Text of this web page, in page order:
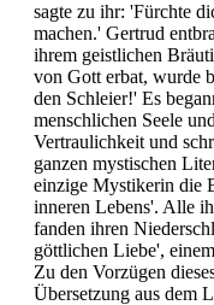
sagte zu ihr: 'Fürchte
machen.' Gertrud
ihrem geistlichen
von Gott erbat, wurde
den Schleier!' Es
menschlichen Seele
Vertraulichkeit und
ganzen mystischen
einzige Mystikerin die
inneren Lebens'. Alle
fanden ihren
göttlichen Liebe',
Zu den Vorzügen
Übersetzung aus dem